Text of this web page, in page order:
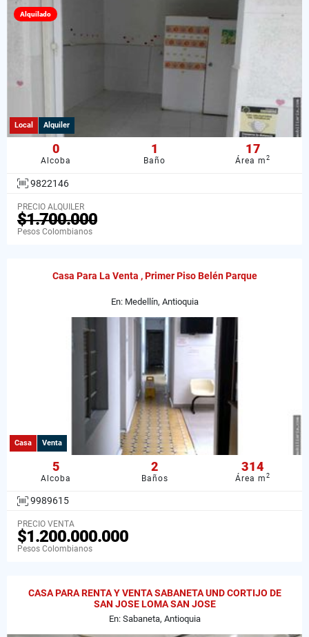
Alquilado
Local Alquiler
0
Alcoba
1
Baño
17
Área m2
9822146
PRECIO ALQUILER
$1.700.000
Pesos Colombianos
Casa Para La Venta , Primer Piso Belén Parque
En: Medellín, Antioquia
Casa Venta
5
Alcoba
2
Baños
314
Área m2
9989615
PRECIO VENTA
$1.200.000.000
Pesos Colombianos
CASA PARA RENTA Y VENTA SABANETA UND CORTIJO DE
SAN JOSE LOMA SAN JOSE
En: Sabaneta, Antioquia